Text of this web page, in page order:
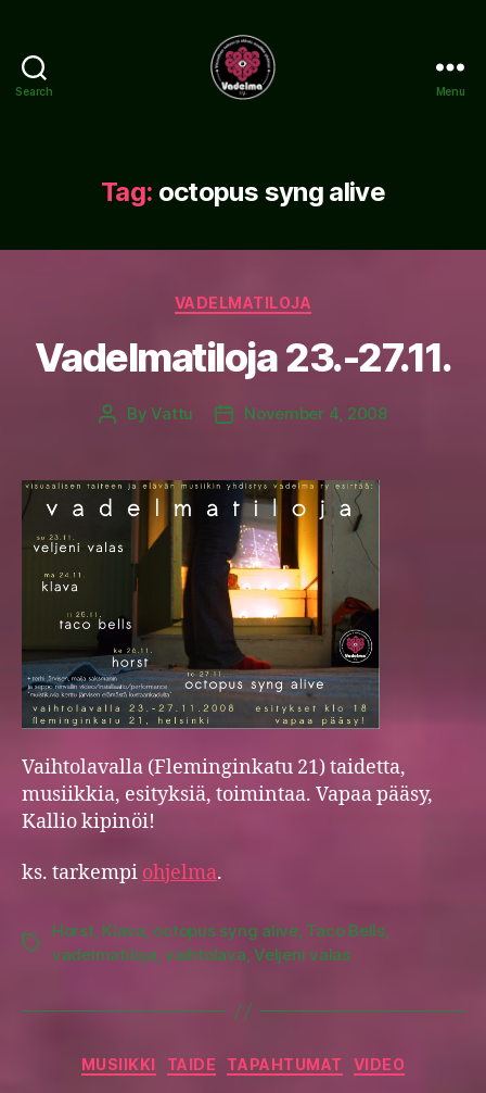
Search Menu
Tag: octopus syng alive
Categories
VADELMATILOJA
Vadelmatiloja 23.-27.11.
PostByVattu
PostNovember 4, 2008
Vaihtolavalla (Fleminginkatu 21) taidetta,
musiikkia, esityksiä, toimintaa. Vapaa pääsy,
Kallio kipinöi!
ks. tarkempi ohjelma.
Tags
Horst, Klava, octopus syng alive, Taco Bells,
vadelmatiloja,vaihtolava,Veljeni valas
Categories
MUSIIKKI TAIDE TAPAHTUMAT VIDEO